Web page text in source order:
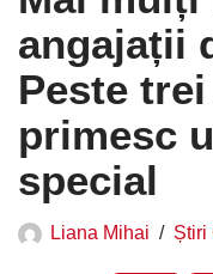
angajații
Peste
primesc
special
Liana Mihai Știri